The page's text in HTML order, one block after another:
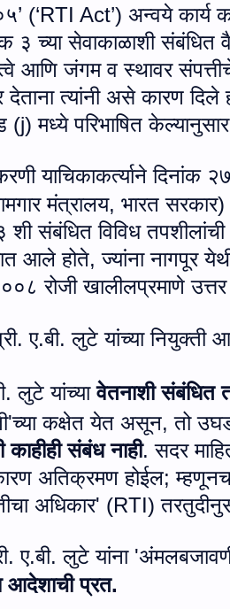
(‘RTI Act’) अन्वये कार्य
३ च्या सेवाकाळाशी संबंधित
आणि जंगम व स्थावर
देताना त्यांनी असे कारण दिले
(j)मध्ये परिभाषित
याचिकाकर्त्याने दिनांक
मंत्रालय, भारत सरकार)
शी संबंधित विविध
आले होते,ज्यांना नागपूर
रोजी खालीलप्रमाणे उत्तर
ए.बी. लुटे यांच्या नियुक्ती
लुटे यांच्यावेतनाशी संबंधित
'च्या कक्षेत येत असून,तो
काहीही संबंध नाही. सदर
अतिक्रमण होईल;
अधिकार' (RTI)
ए.बी. लुटे यांना '
आदेशाची प्रत.